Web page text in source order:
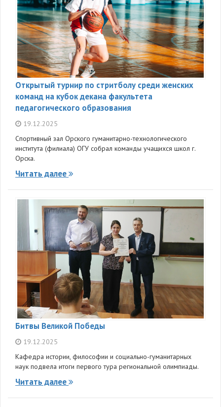
Открытый турнир по стритболу среди женских
команд на кубок декана факультета
педагогического образования
19.12.2025
Спортивный зал Орского гуманитарно-технологического
института (филиала) ОГУ собрал команды учащихся школ г.
Орска.
Читать далее
Битвы Великой Победы
19.12.2025
Кафедра истории, философии и социально-гуманитарных
наук подвела итоги первого тура региональной олимпиады.
Читать далее